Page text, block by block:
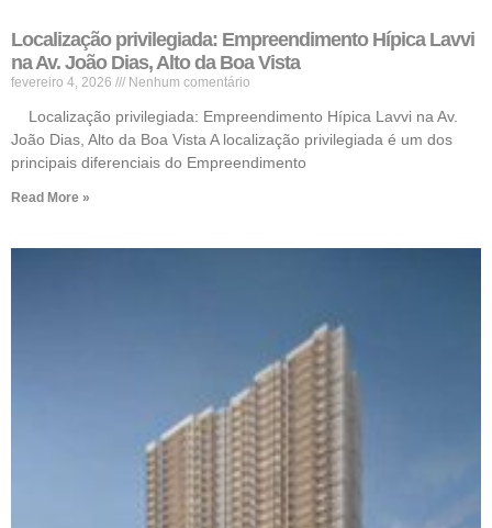
Localização privilegiada: Empreendimento Hípica Lavvi
na Av. João Dias, Alto da Boa Vista
fevereiro 4, 2026 Nenhum comentário
Localização privilegiada: Empreendimento Hípica Lavvi na Av.
João Dias, Alto da Boa Vista A localização privilegiada é um dos
principais diferenciais do Empreendimento
Read More »